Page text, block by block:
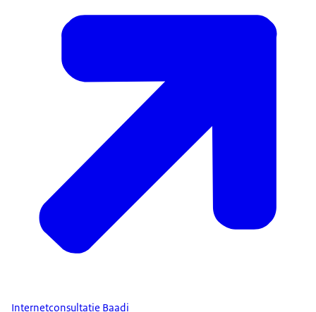
Internetconsultatie Baadi